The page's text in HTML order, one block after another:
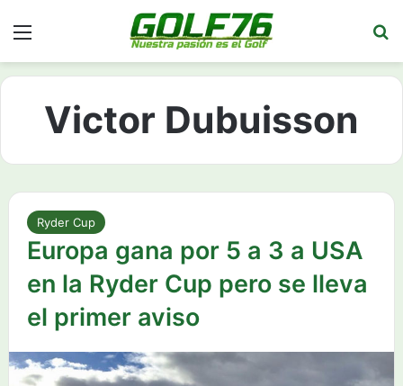
Victor Dubuisson
Ryder Cup
Europa gana por 5 a 3 a USA
en la Ryder Cup pero se lleva
el primer aviso